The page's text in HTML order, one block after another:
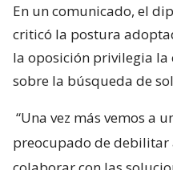
En un comunicado, el
criticó la postura
la oposición privilegia
sobre la búsqueda de
“Una vez más vemos a
preocupado de debilitar